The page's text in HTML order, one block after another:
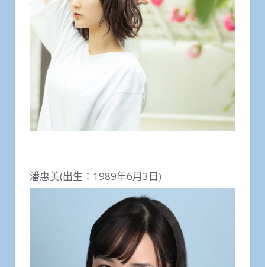
潘惠美(出生：1989年6月3日)